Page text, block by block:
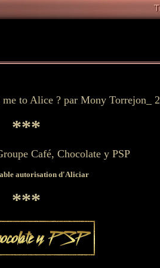
to Alice ? par Mony Torrejon_
***
Café, Chocolate y PSP
autorisation d'Aliciar
***